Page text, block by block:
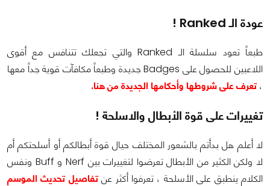
عودة الـ Ranked !
طبعاً تعود سلسلة الـ Ranked والتي تجعلك تتنافس مع أقوى
اللاعبين للحصول على Badges جديدة وطبعاً مكافآت قوية جداً معها
، تعرف على شروطها وأحكامها الجديدة من هنا.
تغييرات على قوة الأبطال والاسلحة !
لا أعلم هل بدأتم بالشعور المختلف حيال قوة أبطالكم أو أسلحتكم أم
لا ولكن الكثير من الأبطال تعرضوا لتغييرات بين Nerf و Buff ونفس
الكلام ينطبق على الأسلحة ، تعرفوا أكثر عنتفاصيل تحديث الموسم